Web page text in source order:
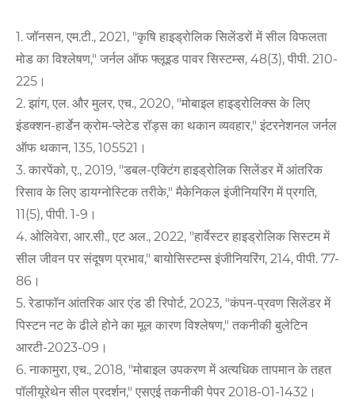
1. जॉनसन, एम.टी., 2021, "कृषि हाइड्रोलिक सिलेंडरों में सील विफलता
मोड का विश्लेषण," जर्नल ऑफ फ्लूइड पावर सिस्टम्स, 48(3), पीपी. 210-
225।
2. झांग, एल. और मुलर, एच., 2020, "मोबाइल हाइड्रोलिक्स के लिए
इंडक्शन-हार्डेन क्रोम-प्लेटेड रॉड्स का थकान व्यवहार," इंटरनेशनल जर्नल
ऑफ थकान, 135, 105521।
3. कारपेंको, ए., 2019, "डबल-एक्टिंग हाइड्रोलिक सिलेंडर में आंतरिक
रिसाव के लिए डायग्नोस्टिक तरीके," मैकेनिकल इंजीनियरिंग में प्रगति,
11(5), पीपी. 1-9।
4. ओलिवेरा, आर.सी., एट अल., 2022, "हार्वेस्टर हाइड्रोलिक सिस्टम में
सील जीवन पर संदूषण प्रभाव," बायोसिस्टम्स इंजीनियरिंग, 214, पीपी. 77-
86।
5. रेडाफॉन आंतरिक आर एंड डी रिपोर्ट, 2023, "कंपन-प्रवण सिलेंडर में
पिस्टन नट के ढीले होने का मूल कारण विश्लेषण," तकनीकी बुलेटिन
आरटी-2023-09।
6. नाकामुरा, एच., 2018, "मोबाइल उपकरण में अत्यधिक तापमान के तहत
पॉलीयूरेथेन सील प्रदर्शन," एसएई तकनीकी पेपर 2018-01-1432।